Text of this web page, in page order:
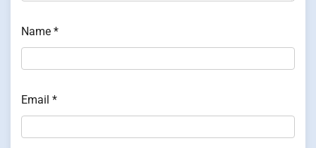
Name *
Email *